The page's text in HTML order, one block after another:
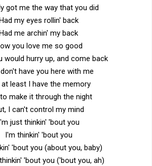
got me the way that you did
my eyes rollin' back
me archin' my back
you love me so good
would hurry up, and come back
have you here with me
at least I have the memory
make it through the night
I can't control my mind
just thinkin' 'bout you
I'm thinkin' 'bout you
'bout you (about you, baby)
'bout you ('bout you, ah)